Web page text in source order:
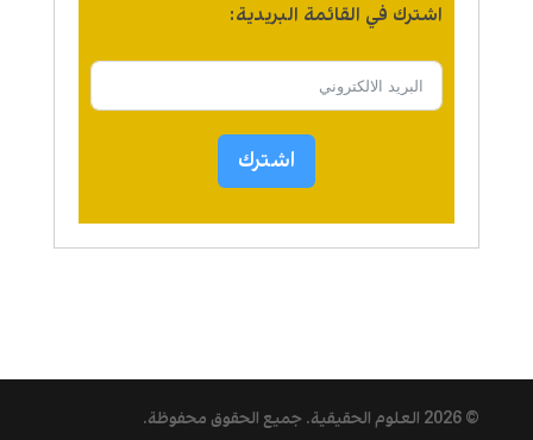
اشترك في القائمة البريدية:
اشترك
© 2026 العلوم الحقيقية. جميع الحقوق محفوظة.